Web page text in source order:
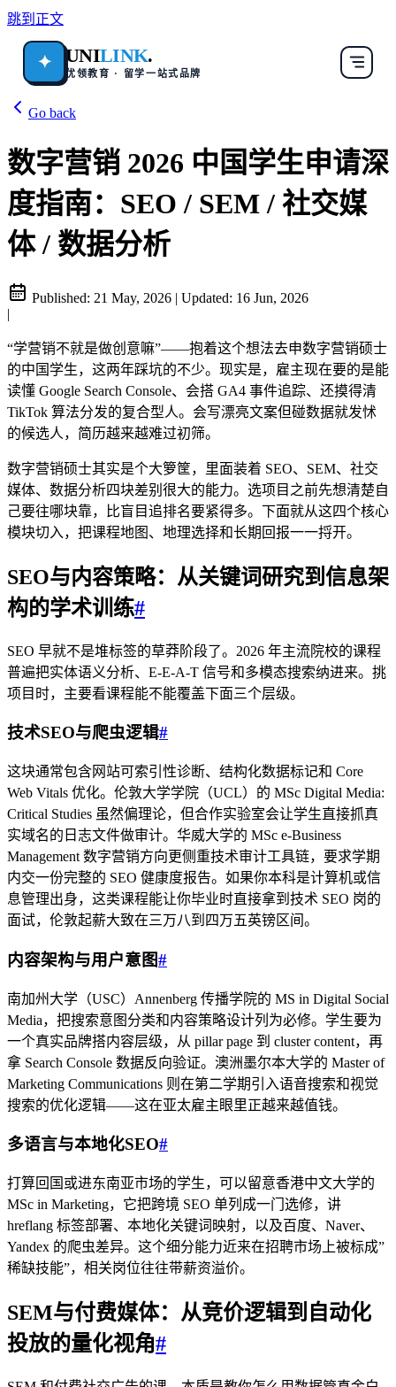
跳到正文
✦ UNILINK.
优领教育 · 留学一站式品牌
Go back
数字营销 2026 中国学生申请深
度指南：SEO / SEM / 社交媒
体 / 数据分析
Published: 21 May, 2026 | Updated: 16 Jun, 2026
|
“学营销不就是做创意嘛”——抱着这个想法去申数字营销硕士
的中国学生，这两年踩坑的不少。现实是，雇主现在要的是能
读懂 Google Search Console、会搭 GA4 事件追踪、还摸得清
TikTok 算法分发的复合型人。会写漂亮文案但碰数据就发怵
的候选人，简历越来越难过初筛。
数字营销硕士其实是个大箩筐，里面装着 SEO、SEM、社交
媒体、数据分析四块差别很大的能力。选项目之前先想清楚自
己要往哪块靠，比盲目追排名要紧得多。下面就从这四个核心
模块切入，把课程地图、地理选择和长期回报一一捋开。
SEO与内容策略：从关键词研究到信息架
构的学术训练#
SEO 早就不是堆标签的草莽阶段了。2026 年主流院校的课程
普遍把实体语义分析、E-E-A-T 信号和多模态搜索纳进来。挑
项目时，主要看课程能不能覆盖下面三个层级。
技术SEO与爬虫逻辑#
这块通常包含网站可索引性诊断、结构化数据标记和 Core
Web Vitals 优化。伦敦大学学院（UCL）的 MSc Digital Media:
Critical Studies 虽然偏理论，但合作实验室会让学生直接抓真
实域名的日志文件做审计。华威大学的 MSc e-Business
Management 数字营销方向更侧重技术审计工具链，要求学期
内交一份完整的 SEO 健康度报告。如果你本科是计算机或信
息管理出身，这类课程能让你毕业时直接拿到技术 SEO 岗的
面试，伦敦起薪大致在三万八到四万五英镑区间。
内容架构与用户意图#
南加州大学（USC）Annenberg 传播学院的 MS in Digital Social
Media，把搜索意图分类和内容策略设计列为必修。学生要为
一个真实品牌搭内容层级，从 pillar page 到 cluster content，再
拿 Search Console 数据反向验证。澳洲墨尔本大学的 Master of
Marketing Communications 则在第二学期引入语音搜索和视觉
搜索的优化逻辑——这在亚太雇主眼里正越来越值钱。
多语言与本地化SEO#
打算回国或进东南亚市场的学生，可以留意香港中文大学的
MSc in Marketing，它把跨境 SEO 单列成一门选修，讲
hreflang 标签部署、本地化关键词映射，以及百度、Naver、
Yandex 的爬虫差异。这个细分能力近来在招聘市场上被标成”
稀缺技能”，相关岗位往往带薪资溢价。
SEM与付费媒体：从竞价逻辑到自动化
投放的量化视角#